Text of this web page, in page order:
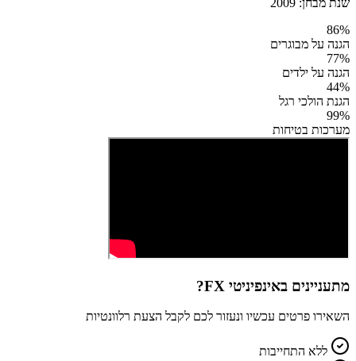
86%
הגנה על מבוגרים
77%
הגנה על ילדים
44%
הגנת הולכי רגל
99%
מערכות בטיחות
מתעניינים באינפיניטי FX ?
השאירו פרטים עכשיו ונעזור לכם לקבל הצעת רלוונטיות
ללא התחייבות